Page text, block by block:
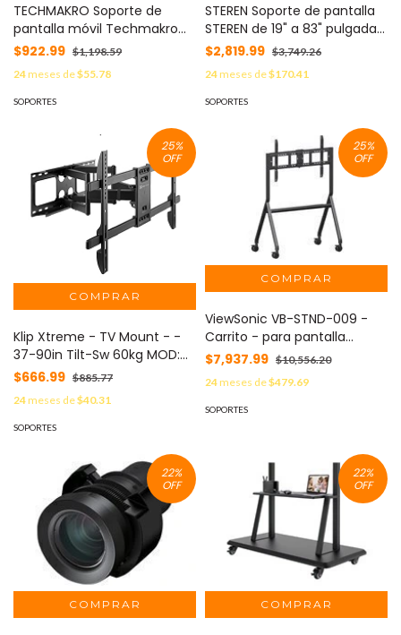
TECHMAKRO Soporte de
pantalla móvil Techmakro
con brazo articulado para TV
$922.99 $1,198.59
24meses de$55.78
SOPORTES
STEREN Soporte de pantalla
STEREN de 19" a 83" pulgadas
1 pieza MOD: STV-150
$2,819.99 $3,749.26
24meses de$170.41
SOPORTES
25%
OFF
Klip Xtreme - TV Mount - -
37-90in Tilt-Sw 60kg MOD:
KTM-956
$666.99 $885.77
24meses de$40.31
SOPORTES
25%
OFF
ViewSonic VB-STND-009 -
Carrito - para pantalla
LCD/panel plano interactivo
$7,937.99 $10,556.20
24meses de$479.69
SOPORTES
22%
OFF
22%
OFF